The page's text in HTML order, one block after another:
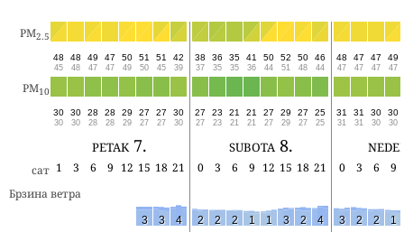
PM2.5
48
45
48
48
49
47
47
47
50
49
51
50
51
45
42
39
38
37
36
35
35
35
41
36
50
44
52
51
50
48
46
44
48
47
47
47
47
47
49
47
PM10
30
30
30
30
28
28
28
28
29
29
27
27
27
27
30
30
27
27
23
23
21
21
21
21
27
27
29
29
27
27
25
25
31
31
31
31
30
30
30
30
petak 7. subota 8.
сат 1 3 6 9 12 15 18 21 0 3 6 9 12 15 18 21 0 3 6
9
Брзина ветра
3 3 4 2 2 2 1 1 3 2 4 3 2 2 1